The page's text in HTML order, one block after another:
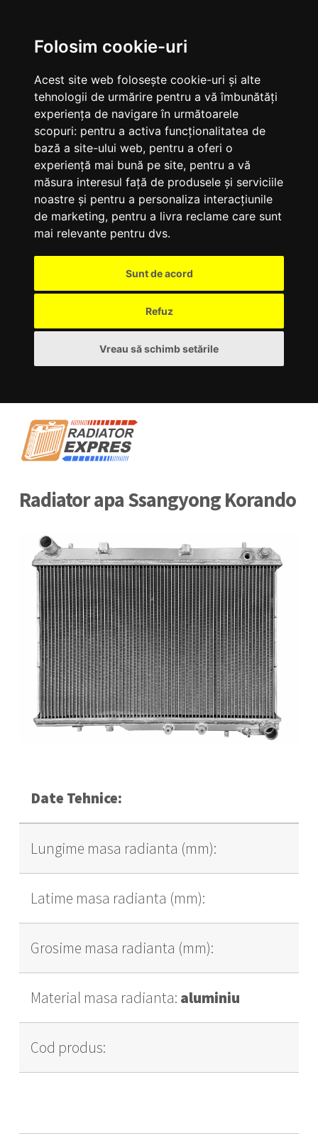
Folosim cookie-uri
Acest site web folosește cookie-uri și alte
tehnologii de urmărire pentru a vă îmbunătăți
experiența de navigare în următoarele
scopuri: pentru a activa funcționalitatea de
bază a site-ului web, pentru a oferi o
experiență mai bună pe site, pentru a vă
măsura interesul față de produsele și serviciile
noastre și pentru a personaliza interacțiunile
de marketing, pentru a livra reclame care sunt
mai relevante pentru dvs.
Sunt de acord
Refuz
Vreau să schimb setările
Radiator apa Ssangyong Korando
Date Tehnice:
Lungime masa radianta (mm):
Latime masa radianta (mm):
Grosime masa radianta (mm):
Material masa radianta: aluminiu
Cod produs: